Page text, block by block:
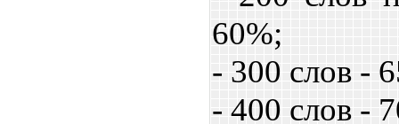
60%;
- 300 слов -
- 400 слов -